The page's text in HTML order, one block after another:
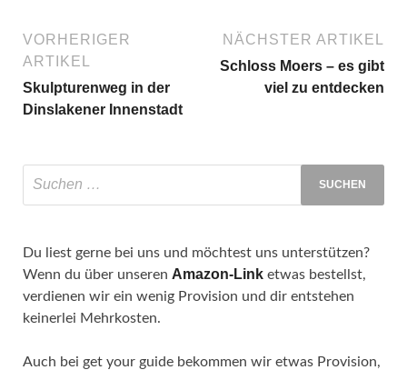
VORHERIGER
ARTIKEL
Skulpturenweg in der
Dinslakener Innenstadt
NÄCHSTER ARTIKEL
Schloss Moers – es gibt
viel zu entdecken
Du liest gerne bei uns und möchtest uns unterstützen?
Wenn du über unseren Amazon-Link etwas bestellst,
verdienen wir ein wenig Provision und dir entstehen
keinerlei Mehrkosten.
Auch bei get your guide bekommen wir etwas Provision,